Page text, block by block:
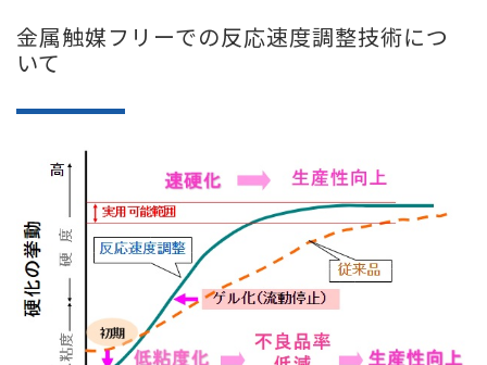
金属触媒フリーでの反応速度調整技術につ
いて